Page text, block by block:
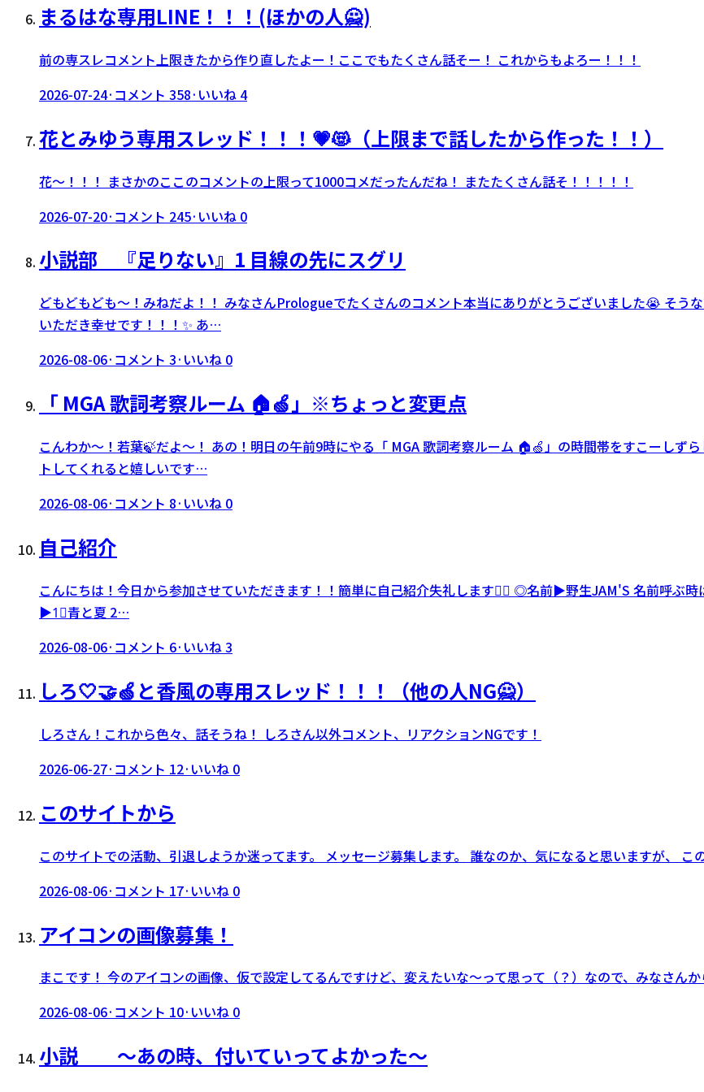
まるはな専用LINE！！！(ほかの人🙅)
前の専スレコメント上限きたから作り直したよー！ここでもたくさん話そー！ これからもよろー！！！
2026-07-24· コメント 358· いいね 4
花とみゆう専用スレッド！！！💗😻（上限まで話したから作った！！）
花〜！！！ まさかのここのコメントの上限って1000コメだったんだね！ またたくさん話そ！！！！！
2026-07-20· コメント 245· いいね 0
小説部 『足りない』1 目線の先にスグリ
どもどもども〜！みねだよ！！ みなさんPrologueでたくさんのコメント本当にありがとうございました😭 そう
いただき幸せです！！！✨ あ…
2026-08-06· コメント 3· いいね 0
「 MGA 歌詞考察ルーム 🏠🍏」※ちょっと変更点
こんわか～！若葉🍃だよ～！ あの！明日の午前9時にやる「 MGA 歌詞考察ルーム 🏠🍏」の時間帯をすこーしず
トしてくれると嬉しいです…
2026-08-06· コメント 8· いいね 0
自己紹介
こんにちは！今日から参加させていただきます！！簡単に自己紹介失礼します🙇‍♀️ ◎名前▶︎野生JAM'S 名前呼
▶︎1⃣青と夏 2…
2026-08-06· コメント 6· いいね3
しろ🤍🤝🍏と香風の専用スレッド！！！（他の人NG🙅）
しろさん！これから色々、話そうね！ しろさん以外コメント、リアクションNGです！
2026-06-27· コメント 12· いいね 0
このサイトから
このサイトでの活動、引退しようか迷ってます。 メッセージ募集します。 誰なのか、気になると思いますが、 こ
2026-08-06· コメント 17· いいね 0
アイコンの画像募集！
まこです！ 今のアイコンの画像、仮で設定してるんですけど、変えたいな〜って思って（？）なので、みなさん
2026-08-06· コメント 10· いいね 0
小説 〜あの時、付いていってよかった〜